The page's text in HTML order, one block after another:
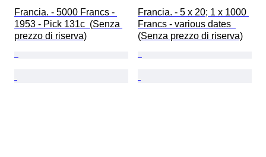
Francia. - 5000 Francs -
1953 - Pick 131c  (Senza
prezzo di riserva)
Francia. - 5 x 20; 1 x 1000
Francs - various dates
(Senza prezzo di riserva)